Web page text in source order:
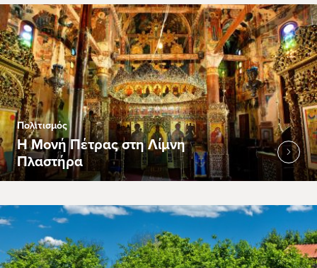
Πολιτισμός
Η Μονή Πέτρας στη Λίμνη
Πλαστήρα